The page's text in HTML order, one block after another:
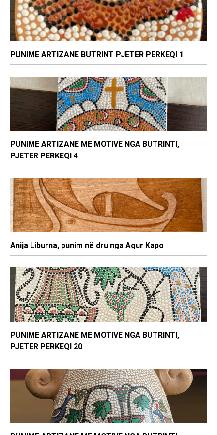
PUNIME ARTIZANE BUTRINT PJETER PERKEQI 1
PUNIME ARTIZANE ME MOTIVE NGA BUTRINTI,
PJETER PERKEQI 4
Anija Liburna, punim në dru nga Agur Kapo
PUNIME ARTIZANE ME MOTIVE NGA BUTRINTI,
PJETER PERKEQI 20